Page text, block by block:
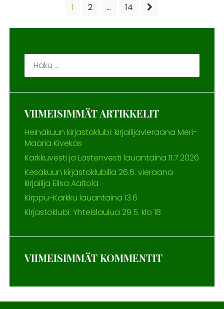
ARTIKKELIEN
SIVUTUS
1 2 … 14
Haku:
VIIMEISIMMÄT ARTIKKELIT
Heinäkuun kirjastoklubi: kirjailijavieraana Meri-
Maaria Kivekäs
Karkkuvesti ja Lastenvesti lauantaina 11.7.2026
Kesäkuun kirjastoklubilla 26.6. vieraana
kirjailija Elisa Aaltola
Kirppu-Karkku lauantaina 13.6.
Kirjastoklubi: Yhteislaulua 29.5. klo 18
VIIMEISIMMÄT KOMMENTIT